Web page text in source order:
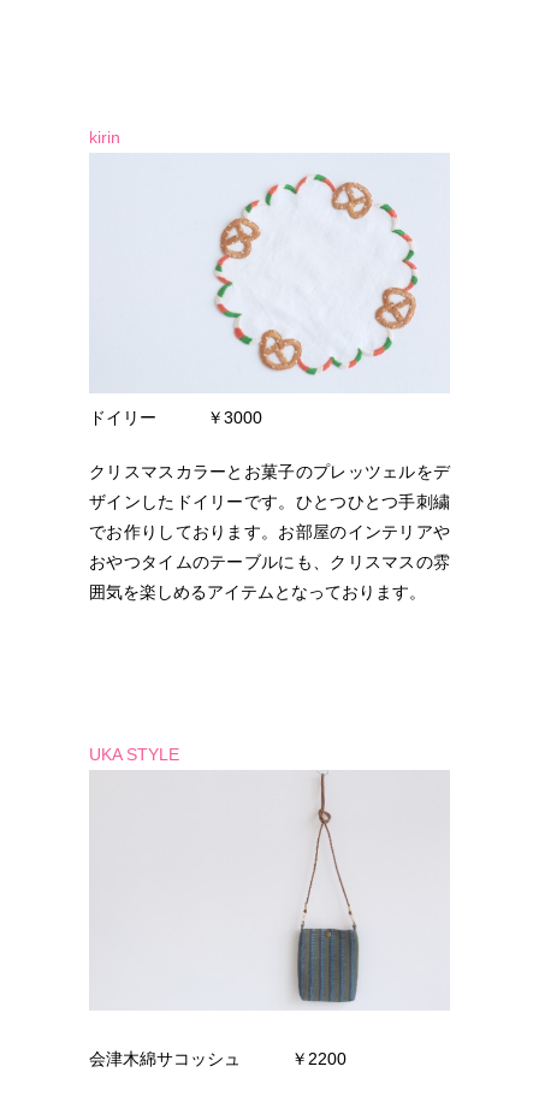
kirin
ドイリー ￥3000
クリスマスカラーとお菓子のプレッツェルをデ
ザインしたドイリーです。ひとつひとつ手刺繍
でお作りしております。お部屋のインテリアや
おやつタイムのテーブルにも、クリスマスの雰
囲気を楽しめるアイテムとなっております。
UKA STYLE
会津木綿サコッシュ ￥2200